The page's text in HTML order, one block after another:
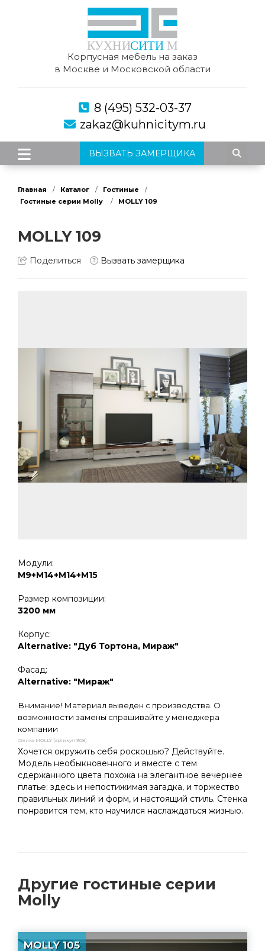
Корпусная мебель на заказ
в Москве и Московской области
8 (495) 532-03-37
zakaz@kuhnicitym.ru
ВЫЗВАТЬ ЗАМЕРЩИКА
Главная Каталог
Гостиные
Гостиные серии Molly
MOLLY 109
MOLLY 109
Поделиться Вызвать замерщика
Модули:
М9+М14+М14+М15
Размер композиции:
3200 мм
Корпус:
Alternative: "Дуб Тортона, Мираж"
Фасад:
Alternative: "Мираж"
Внимание! Материал выведен с производства. О
возможности замены спрашивайте у менеджера
компании
Стенка MOLLY (артикул 908)
Хочется окружить себя роскошью? Действуйте.
Модель необыкновенного и вместе с тем
сдержанного цвета похожа на элегантное вечернее
платье: здесь и непостижимая загадка, и торжество
правильных линий и форм, и настоящий стиль. Стенка
понравится тем, кто научился наслаждаться жизнью.
Другие гостиные серии
Molly
MOLLY 105